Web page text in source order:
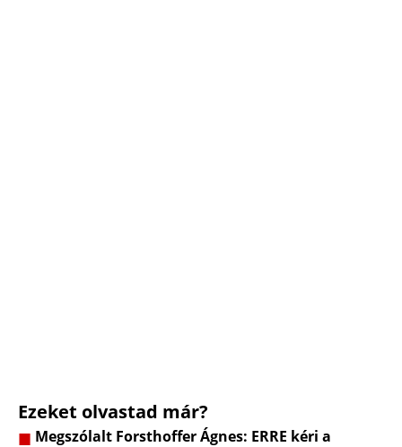
Ezeket olvastad már?
Megszólalt Forsthoffer Ágnes: ERRE kéri a